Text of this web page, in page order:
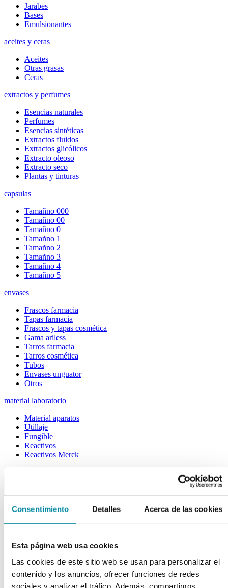
Consentimiento Detalles Acerca de las cookies
Esta página web usa cookies
Las cookies de este sitio web se usan para personalizar el
contenido y los anuncios, ofrecer funciones de redes
sociales y analizar el tráfico. Además, compartimos
Jarabes
Bases
Emulsionantes
aceites y ceras
Aceites
Otras grasas
Ceras
extractos y perfumes
Esencias naturales
Perfumes
Esencias sintéticas
Extractos fluidos
Extractos glicólicos
Extracto oleoso
Extracto seco
Plantas y tinturas
capsulas
Tamañno 000
Tamañno 00
Tamañno 0
Tamañno 1
Tamañno 2
Tamañno 3
Tamañno 4
Tamañno 5
envases
Frascos farmacia
Tapas farmacia
Frascos y tapas cosmética
Gama ariless
Tarros farmacia
Tarros cosmética
Tubos
Envases unguator
Otros
material laboratorio
Material aparatos
Utillaje
Fungible
Reactivos
Reactivos Merck
Inicio >>
arrow_backFicha de producto